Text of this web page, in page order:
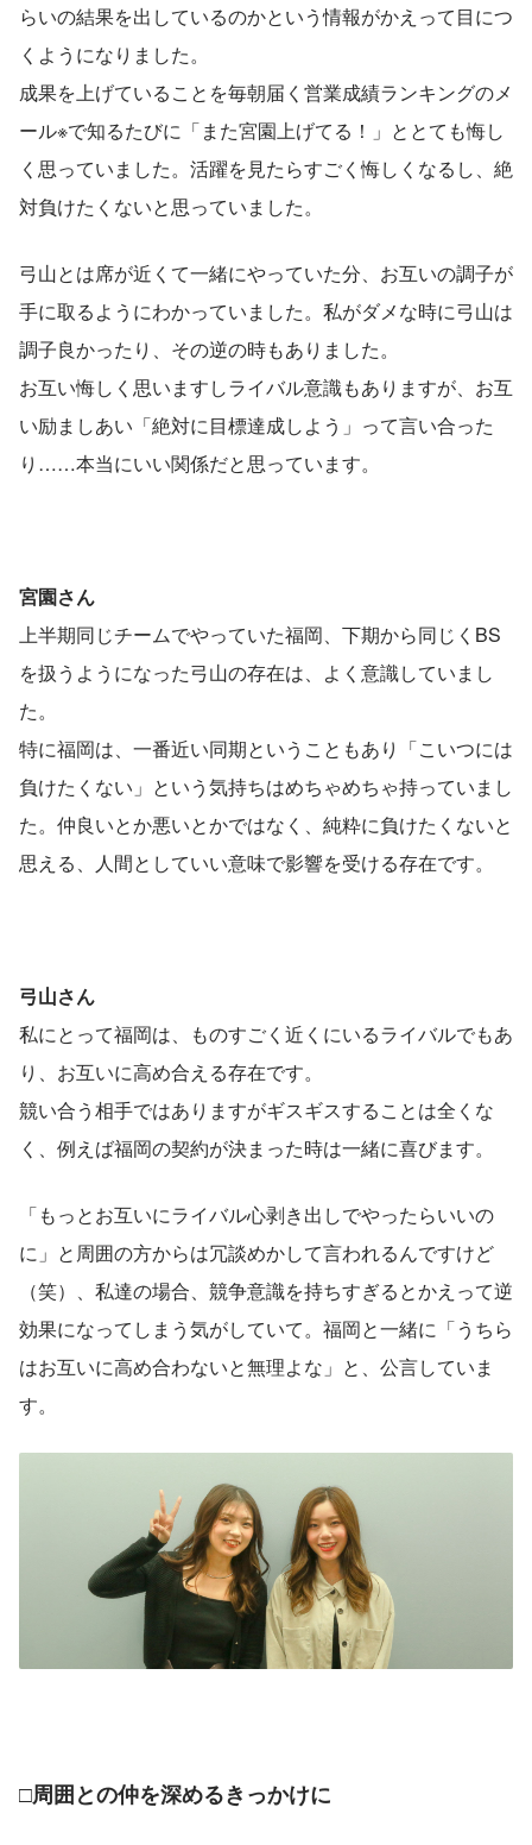
らいの結果を出しているのかという情報がかえって目につ
くようになりました。
成果を上げていることを毎朝届く営業成績ランキングのメ
ール※で知るたびに「また宮園上げてる！」ととても悔し
く思っていました。活躍を見たらすごく悔しくなるし、絶
対負けたくないと思っていました。
弓山とは席が近くて一緒にやっていた分、お互いの調子が
手に取るようにわかっていました。私がダメな時に弓山は
調子良かったり、その逆の時もありました。
お互い悔しく思いますしライバル意識もありますが、お互
い励ましあい「絶対に目標達成しよう」って言い合った
り……本当にいい関係だと思っています。
宮園さん
上半期同じチームでやっていた福岡、下期から同じくBS
を扱うようになった弓山の存在は、よく意識していまし
た。
特に福岡は、一番近い同期ということもあり「こいつには
負けたくない」という気持ちはめちゃめちゃ持っていまし
た。仲良いとか悪いとかではなく、純粋に負けたくないと
思える、人間としていい意味で影響を受ける存在です。
弓山さん
私にとって福岡は、ものすごく近くにいるライバルでもあ
り、お互いに高め合える存在です。
競い合う相手ではありますがギスギスすることは全くな
く、例えば福岡の契約が決まった時は一緒に喜びます。
「もっとお互いにライバル心剥き出しでやったらいいの
に」と周囲の方からは冗談めかして言われるんですけど
（笑）、私達の場合、競争意識を持ちすぎるとかえって逆
効果になってしまう気がしていて。福岡と一緒に「うちら
はお互いに高め合わないと無理よな」と、公言していま
す。
□周囲との仲を深めるきっかけに